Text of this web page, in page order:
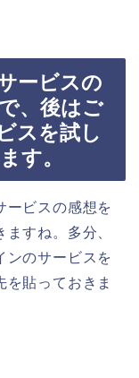
ービスの
、後はご
スを試し
す。
ービスの感想を
すね。多分、
ンのサービスを
貼っておきま